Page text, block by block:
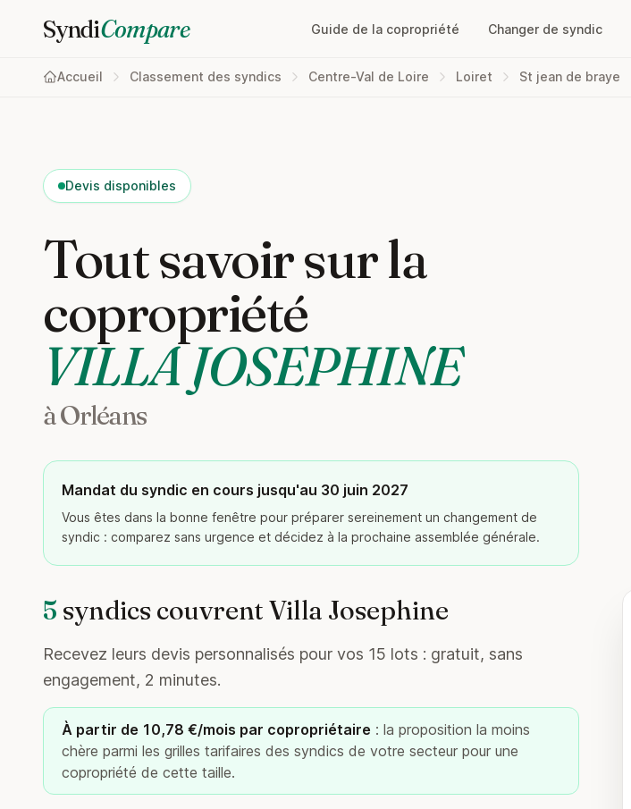
SyndiCompare Guide de la copropriété Changer de syndic
Accueil Classement des syndics Centre-Val de Loire Loiret St jean de braye
Devis disponibles
Tout savoir sur la
copropriété
VILLA JOSEPHINE
à Orléans
Mandat du syndic en cours jusqu'au 30 juin 2027
Vous êtes dans la bonne fenêtre pour préparer sereinement un changement de
syndic : comparez sans urgence et décidez à la prochaine assemblée générale.
5 syndics couvrent Villa Josephine
Recevez leurs devis personnalisés pour vos 15 lots : gratuit, sans
engagement, 2 minutes.
À partir de 10,78 €/mois par copropriétaire : la proposition la moins
chère parmi les grilles tarifaires des syndics de votre secteur pour une
copropriété de cette taille.